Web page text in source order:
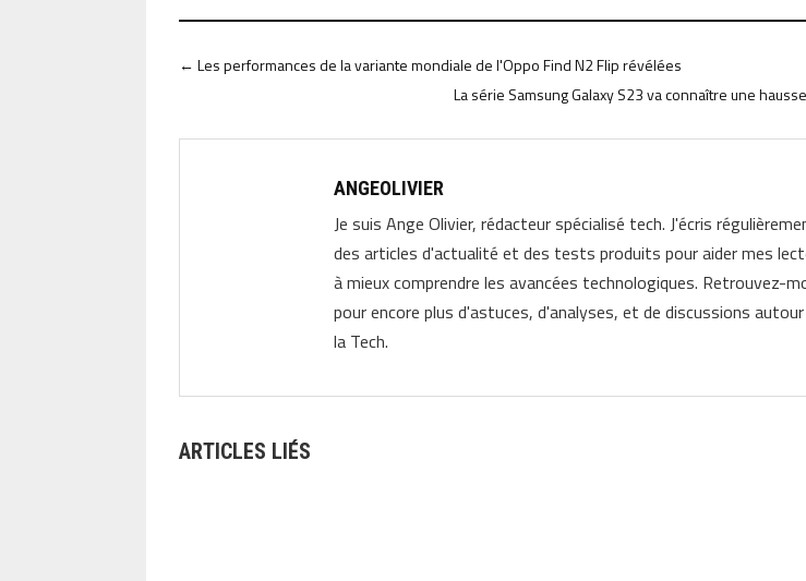
←Les performances de la variante mondiale de l'Oppo Find N2 Flip révélées
La série Samsung Galaxy S23 va connaître une
ANGEOLIVIER
Je suis Ange Olivier, rédacteur spécialisé tech. J'écris
des articles d'actualité et des tests produits pour aider mes
à mieux comprendre les avancées technologiques. Retrouvez-
pour encore plus d'astuces, d'analyses, et de discussions
la Tech.
ARTICLES LIÉS